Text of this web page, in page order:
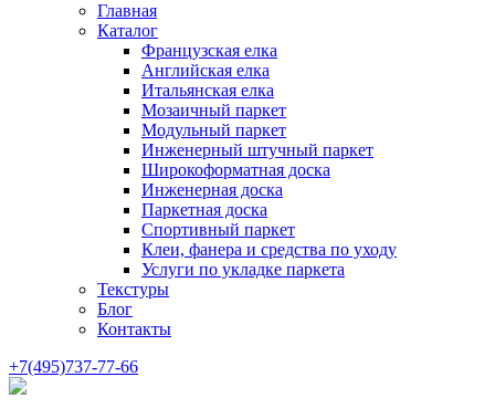
Главная
Каталог
Французская елка
Английская елка
Итальянская елка
Мозаичный паркет
Модульный паркет
Инженерный штучный паркет
Широкоформатная доска
Инженерная доска
Паркетная доска
Спортивный паркет
Клеи, фанера и средства по уходу
Услуги по укладке паркета
Текстуры
Блог
Контакты
+7(495)737-77-66